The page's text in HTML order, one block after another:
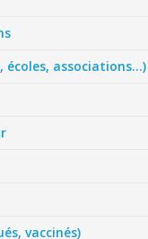
écoles, associations…)
vaccinés)